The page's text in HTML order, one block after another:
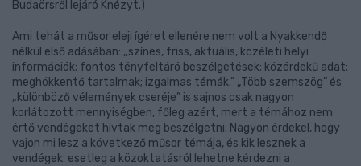
Budaörsről lejáró Knézyt.)
Ami tehát a műsor eleji ígéret ellenére nem volt a Nyakkendő
nélkül első adásában: „színes, friss, aktuális, közéleti helyi
információk; fontos tényfeltáró beszélgetések; közérdekű adat;
meghökkentő tartalmak; izgalmas témák.” „Több szemszög” és
„különböző vélemények cseréje” is sajnos csak nagyon
korlátozott mennyiségben, főleg azért, mert a témához nem
értő vendégeket hívtak meg beszélgetni. Nagyon érdekel, hogy
vajon mi lesz a következő műsor témája, és kik lesznek a
vendégek: esetleg a közoktatásról lehetne kérdezni a